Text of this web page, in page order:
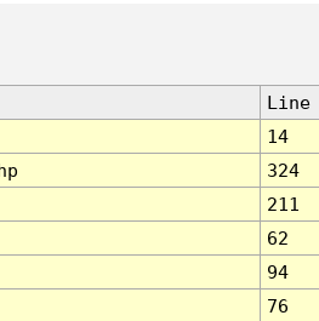
Line
14
324
211
62
94
76